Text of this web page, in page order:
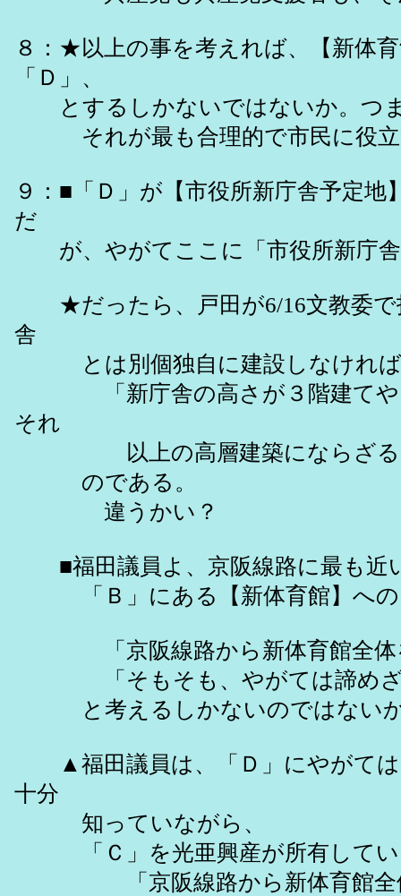
８：★以上の事を考えれば、【新体
「Ｄ」、
とするしかないではないか。つ
それが最も合理的で市民に役立
９：■「Ｄ」が【市役所新庁舎予定
だ
が、やがてここに「市役所新庁舎
★だったら、戸田が6/16文教委で
舎
とは別個独自に建設しなければ
「新庁舎の高さが３階建てや４
それ
以上の高層建築にならざる
のである。
違うかい？
■福田議員よ、京阪線路に最も近
「Ｂ」にある【新体育館】への
「京阪線路から新体育館全体を
「そもそも、やがては諦めざ
と考えるしかないのではない
▲福田議員は、「Ｄ」にやがては
十分
知っていながら、
「Ｃ」を光亜興産が所有してい
「京阪線路から新体育館全体を